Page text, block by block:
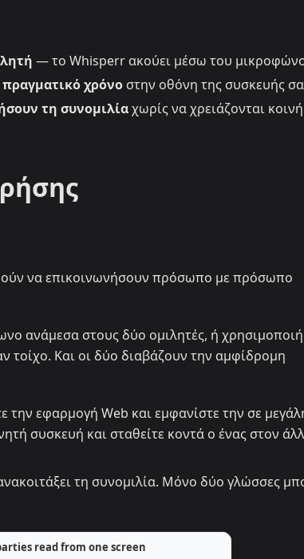
— το Whisperr ακούει μέσω του
χρόνο στην οθόνη της συσκευής
τη συνομιλίαχωρίς να χρειάζονται κοινή
να επικοινωνήσουν πρόσωπο με πρόσωπο
ανάμεσα στους δύο ομιλητές, ή
τοίχο. Και οι δύο διαβάζουν την αμφίδρομη
την εφαρμογή Web και εμφανίστε την σε
συσκευή και σταθείτε κοντά ο ένας στον
τη συνομιλία. Μόνο δύο γλώσσες